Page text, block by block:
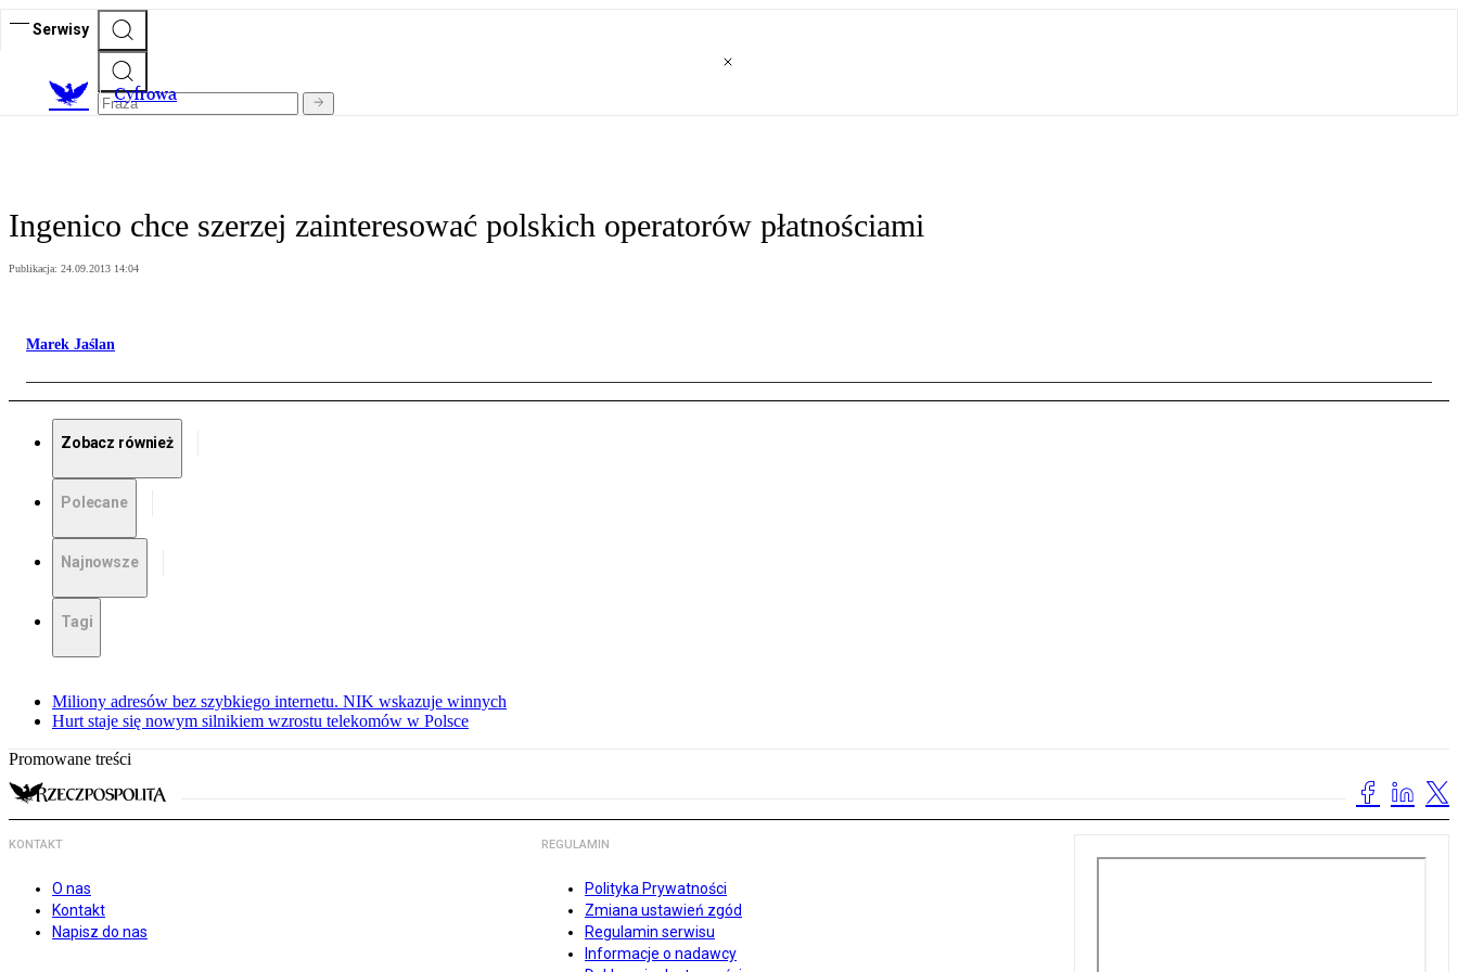
Serwisy
Cyfrowa
Ingenico chce szerzej zainteresować polskich operatorów płatnościami
Publikacja: 24.09.2013 14:04
Marek Jaślan
Zobacz również
Polecane
Najnowsze
Tagi
Miliony adresów bez szybkiego internetu. NIK wskazuje winnych
Hurt staje się nowym silnikiem wzrostu telekomów w Polsce
Promowane treści
KONTAKT
O nas
Kontakt
Napisz do nas
REGULAMIN
Polityka Prywatności
Zmiana ustawień zgód
Regulamin serwisu
Informacje o nadawcy